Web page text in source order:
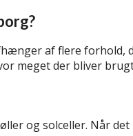
af flere
meget der bliver
og solceller. Når